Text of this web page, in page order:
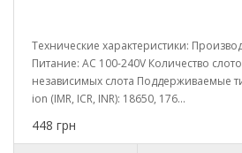
Технические характеристики:
Питание: AC 100-240V Количество
независимых слота Поддерживаемые
ion (IMR, ICR, INR): 18650, 176...
448 грн